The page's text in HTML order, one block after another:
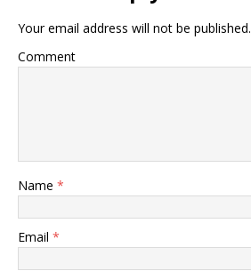
Your email address will not be published.
Comment
Name *
Email *